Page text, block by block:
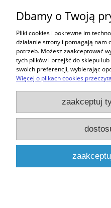
Scenic 1.5 dCI
Dbamy o Twoją
Pliki cookies i pokrewne im
działanie strony i pomagają nam
potrzeb. Możesz zaakceptować
tych plików i przejść do sklepu
swoich preferencji, wybierając
Więcej o plikach cookies
zaakceptuj